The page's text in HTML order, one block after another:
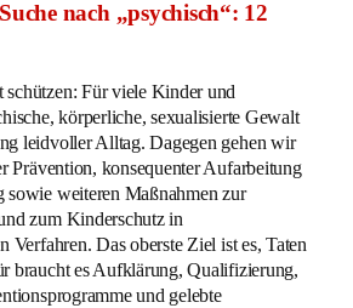
nach „psychisch“: 12
Für viele Kinder und
körperliche, sexualisierte Gewalt
leidvoller Alltag. Dagegen gehen wir
Prävention, konsequenter Aufarbeitung
sowie weiteren Maßnahmen zur
zum Kinderschutz in
Verfahren. Das oberste Ziel ist es, Taten
braucht es Aufklärung, Qualifizierung,
und gelebte